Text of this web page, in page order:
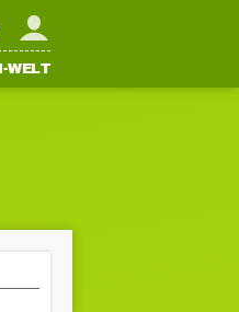
Mein FFH
WELT